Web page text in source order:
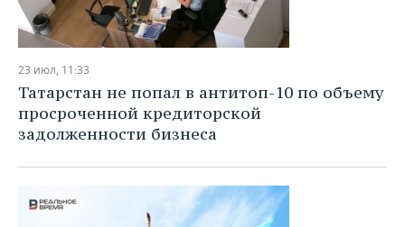
23 июл, 11:33
Татарстан не попал в антитоп-10 по объему
просроченной кредиторской
задолженности бизнеса